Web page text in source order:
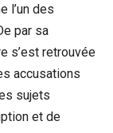
l’un des
par sa
s’est retrouvée
accusations
sujets
et de